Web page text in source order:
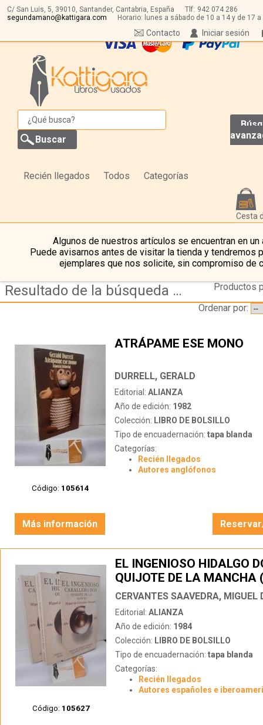
C/ San Luis, 5, 39010, Santander, Cantabria, España Tlf: 942 074 286
segundamano@kattigara.com
Horario: lunes a sábado de 10 a 14 y de 17 a
Iniciar sesión
Contacto
Recién llegados Todos Categorías
Cesta
Algunos de nuestros artículos se encuentran en un
Puede avisarnos antes de visitar la tienda y tendremos
ejemplares que nos solicite, sin compromiso de
Resultado de la búsqueda de coleccion libro de bolsillo
Productos
Ordenar por:
Código: 105614
ATRÁPAME ESE MONO
DURRELL, GERALD
Editorial: ALIANZA
Año de edición: 1982
Colección: LIBRO DE BOLSILLO
Tipo de encuadernación: tapa blanda
Categorías:
Recién llegados
Autores anglófonos
Más información
Código: 105627
EL INGENIOSO HIDALGO
QUIJOTE DE LA MANCHA
TOMOS)
CERVANTES SAAVEDRA, MIGUEL
Editorial: ALIANZA
Año de edición: 1984
Colección: LIBRO DE BOLSILLO
Tipo de encuadernación: tapa blanda
Categorías:
Recién llegados
Autores españoles e